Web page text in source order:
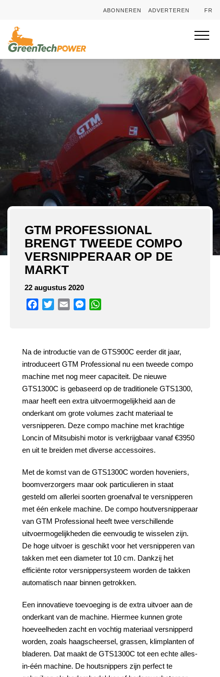
ABONNEREN ADVERTEREN FR
GTM PROFESSIONAL
BRENGT TWEEDE COMPO
VERSNIPPERAAR OP DE
MARKT
22 augustus 2020
Facebook
TwitterEmail Messenger
Na de introductie van de GTS900C eerder dit jaar,
introduceert GTM Professional nu een tweede compo
machine met nog meer capaciteit. De nieuwe
GTS1300C is gebaseerd op de traditionele GTS1300,
maar heeft een extra uitvoermogelijkheid aan de
onderkant om grote volumes zacht materiaal te
versnipperen. Deze compo machine met krachtige
Loncin of Mitsubishi motor is verkrijgbaar vanaf €3950
en uit te breiden met diverse accessoires.
Met de komst van de GTS1300C worden hoveniers,
boomverzorgers maar ook particulieren in staat
gesteld om allerlei soorten groenafval te versnipperen
met één enkele machine. De compo houtversnipperaar
van GTM Professional heeft twee verschillende
uitvoermogelijkheden die eenvoudig te wisselen zijn.
De hoge uitvoer is geschikt voor het versnipperen van
takken met een diameter tot 10 cm. Dankzij het
efficiënte rotor versnippersysteem worden de takken
automatisch naar binnen getrokken.
Een innovatieve toevoeging is de extra uitvoer aan de
onderkant van de machine. Hiermee kunnen grote
hoeveelheden zacht en vochtig materiaal versnipperd
worden, zoals haagscheersel, grassen, klimplanten of
bladeren. Dat maakt de GTS1300C tot een echte alles-
in-één machine. De houtsnippers zijn perfect te